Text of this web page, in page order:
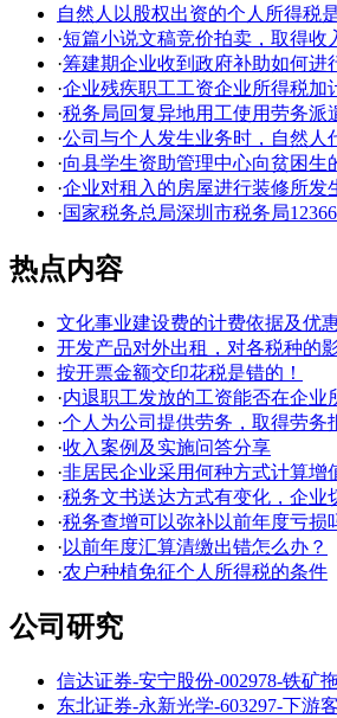
自然人以股权出资的个人所得税
·短篇小说文稿竞价拍卖，取得收
·筹建期企业收到政府补助如何进
·企业残疾职工工资企业所得税加
·税务局回复异地用工使用劳务派
·公司与个人发生业务时，自然人
·向县学生资助管理中心向贫困生
·企业对租入的房屋进行装修所发
·国家税务总局深圳市税务局
热点内容
文化事业建设费的计费依据及优
开发产品对外出租，对各税种的
按开票金额交印花税是错的！
·内退职工发放的工资能否在企业
·个人为公司提供劳务，取得劳务
·收入案例及实施问答分享
·非居民企业采用何种方式计算增
·税务文书送达方式有变化，企业
·税务查增可以弥补以前年度亏损
· 以前年度汇算清缴出错怎么办？
·农户种植免征个人所得税的条件
公司研究
信达证券-安宁股份-002978-铁矿
东北证券-永新光学-603297-下游